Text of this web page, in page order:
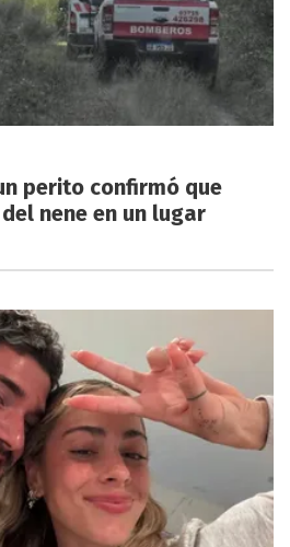
perito confirmó que
nene en un lugar